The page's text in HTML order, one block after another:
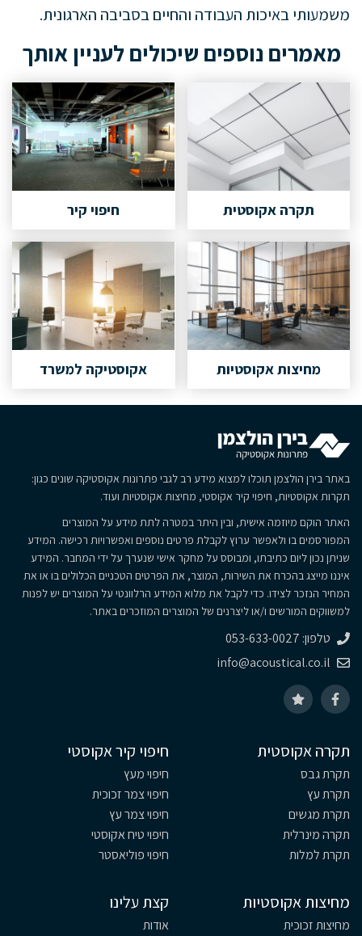
משמעותי באיכות העבודה והחיים בסביבה הארגונית.
מאמרים נוספים שיכולים לעניין אותך
תקרה אקוסטית חיפוי קיר
מחיצות אקוסטיות אקוסטיקה למשרד
באתר בירן הולצמן תוכלו למצוא מידע רב לגבי פתרונות אקוסטיקה שונים כגון:
תקרות אקוסטיות, חיפוי קיר אקוסטי, מחיצות אקוסטיות ועוד.
האתר הוקם מיוזמה אישית, ובין היתר במטרה לתת מידע על המוצרים
המפורסמים בו ולאפשר ערוץ לקבלת פרטים נוספים ואפשרויות רכישה. המידע
שניתן נכון ליום כתיבתו, ומבוסס על מחקר אישי שנערך על ידי המחבר. המידע
איננו מייצג בהכרח את השירות, המוצר, את הפרטים הטכניים הכלולים בו או את
המחיר הנזכר לצידו. כדי לקבל את מלוא המידע הרלוונטי על המוצרים יש לפנות
למשווקים המורשים ו/או ליצרנים של המוצרים המוזכרים באתר.
טלפון: 053-633-0027
info@acoustical.co.il
תקרה אקוסטית
תקרת גבס
תקרת עץ
תקרת מגשים
תקרה מינרלית
תקרת למלות
חיפוי קיר אקוסטי
חיפוי מעץ
חיפוי צמר זכוכית
חיפוי צמר עץ
חיפוי טיח אקוסטי
חיפוי פוליאסטר
מחיצות אקוסטיות
מחיצות זכוכית
קצת עלינו
אודות